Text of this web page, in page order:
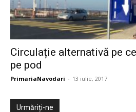
Circulație alternativă pe
pe pod
PrimariaNavodari - 13 iulie, 2017
Urmăriți-ne